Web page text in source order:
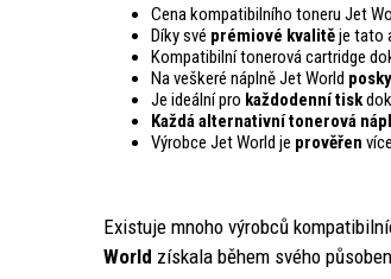
Cena kompatibilního toneru Jet
Díky své prémiové kvalitěje tato
Kompatibilní tonerová cartridge
Na veškeré náplně Jet World
Je ideální pro každodenní tisk
Každá alternativní tonerová
Výrobce Jet World je prověřen
Existuje mnoho výrobců
World získala během svého